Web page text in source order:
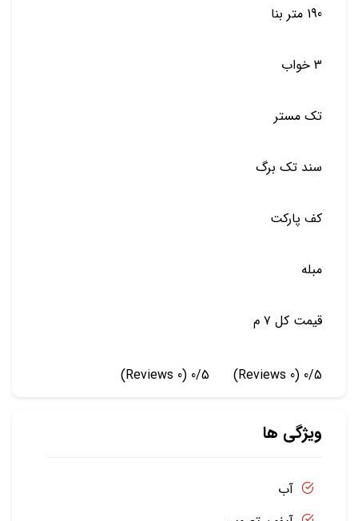
190 متر بنا
3 خواب
تک مستر
سند تک برگ
کف پارکت
مبله
قیمت کل ۷ م
0/5
(0 Reviews)
0/5
(0 Reviews)
ویژگی ها
آب